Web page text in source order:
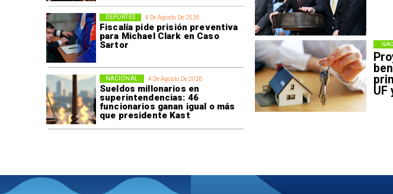
4 De Agosto De 2026
Fiscalía pide prisión preventiva
para Michael Clark en Caso
Sartor
DEPORTES
4 De Agosto De 2026
Sueldos millonarios en
superintendencias: 46
funcionarios ganan igual o más
que presidente Kast
NACIONAL
UF